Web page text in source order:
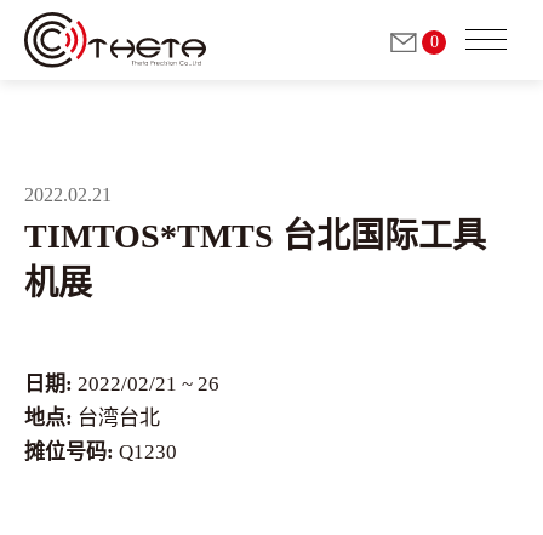
0
2022.02.21
TIMTOS*TMTS 台北国际工具
机展
日期: 2022/02/21 ~ 26
地点: 台湾台北
摊位号码: Q1230
关于我们
铣削/研磨用 电主轴
研磨用主轴
(手動換刀)